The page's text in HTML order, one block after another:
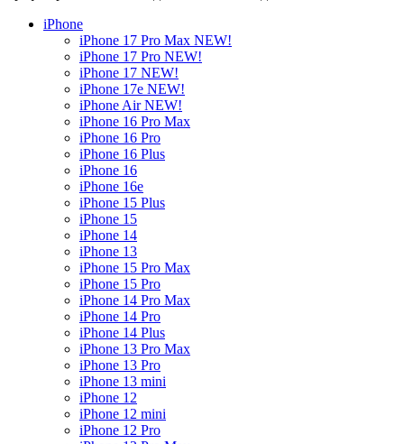
iPhone
iPhone 17 Pro Max NEW!
iPhone 17 Pro NEW!
iPhone 17 NEW!
iPhone 17e NEW!
iPhone Air NEW!
iPhone 16 Pro Max
iPhone 16 Pro
iPhone 16 Plus
iPhone 16
iPhone 16e
iPhone 15 Plus
iPhone 15
iPhone 14
iPhone 13
iPhone 15 Pro Max
iPhone 15 Pro
iPhone 14 Pro Max
iPhone 14 Pro
iPhone 14 Plus
iPhone 13 Pro Max
iPhone 13 Pro
iPhone 13 mini
iPhone 12
iPhone 12 mini
iPhone 12 Pro